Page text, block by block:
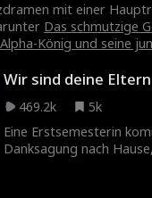
mit einer
Das schmutzige
König und seine
Wir sind deine Eltern
469.2k
5k
Eine Erstsemesterin
Danksagung nach